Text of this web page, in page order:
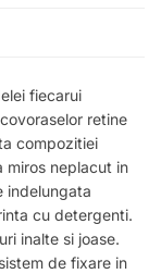
fiecarui
retine
compozitiei
miros neplacut in
indelungata
cu detergenti.
inalte si joase.
de fixare in